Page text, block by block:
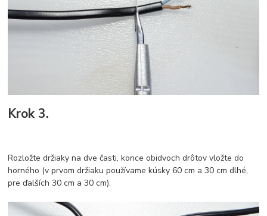
Krok 3.
Rozložte držiaky na dve časti, konce obidvoch drôtov vložte do
horného (v prvom držiaku používame kúsky 60 cm a 30 cm dlhé,
pre ďalších 30 cm a 30 cm).